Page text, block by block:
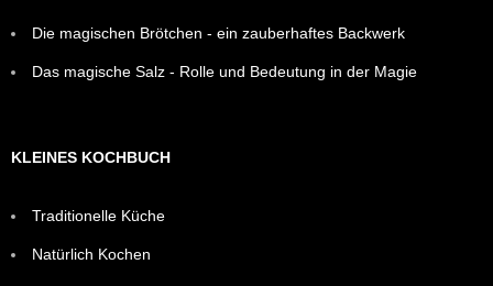
Die magischen Brötchen - ein zauberhaftes Backwerk
Das magische Salz - Rolle und Bedeutung in der Magie
KLEINES KOCHBUCH
Traditionelle Küche
Natürlich Kochen